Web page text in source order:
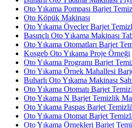
Oto Yıkama Pompası Barjet
Oto Köpük Makinası
Oto Yıkama Öveçler Barjet
Basınçlı Oto Yıkama Makinası
Oto Yıkama Otomatları Barjet
Kosgeb Oto Yıkama Proje Örneği
Oto Yıkama Programı Barjet
Oto Yıkama Örnek Mahallesi
Buharlı Oto Yıkama Makinası
Oto Yıkama Otomatı Barjet
Oto Yıkama N Barjet Temizlik
Oto Yıkama Paspas Barjet
Oto Yıkama Otomat Barjet
Oto Yıkama Örnekleri Barjet